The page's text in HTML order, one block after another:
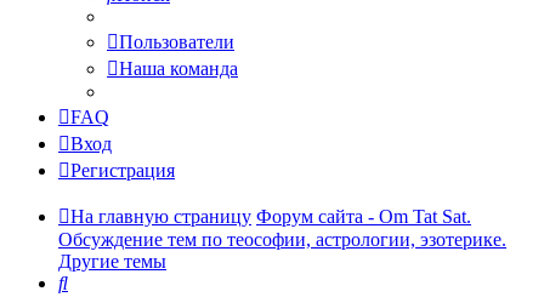
Пользователи
Наша команда
FAQ
Вход
Регистрация
На главную страницу Форум сайта - Om Tat Sat.
Обсуждение тем по теософии, астрологии, эзотерике.
Другие темы
Поиск